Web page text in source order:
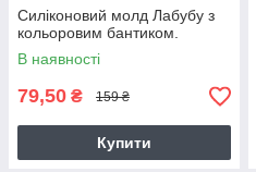
Силіконовий молд Лабубу з
кольоровим бантиком.
В наявності
79,50 ₴ 159 ₴
Купити